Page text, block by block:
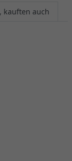
kauften auch